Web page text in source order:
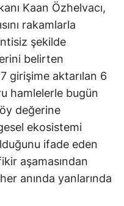
Kaan Özhelvacı,
rakamlarla
şekilde
belirten
girişime aktarılan 6
hamlelerle bugün
değerine
ekosistemi
ifade eden
aşamasından
anında yanlarında